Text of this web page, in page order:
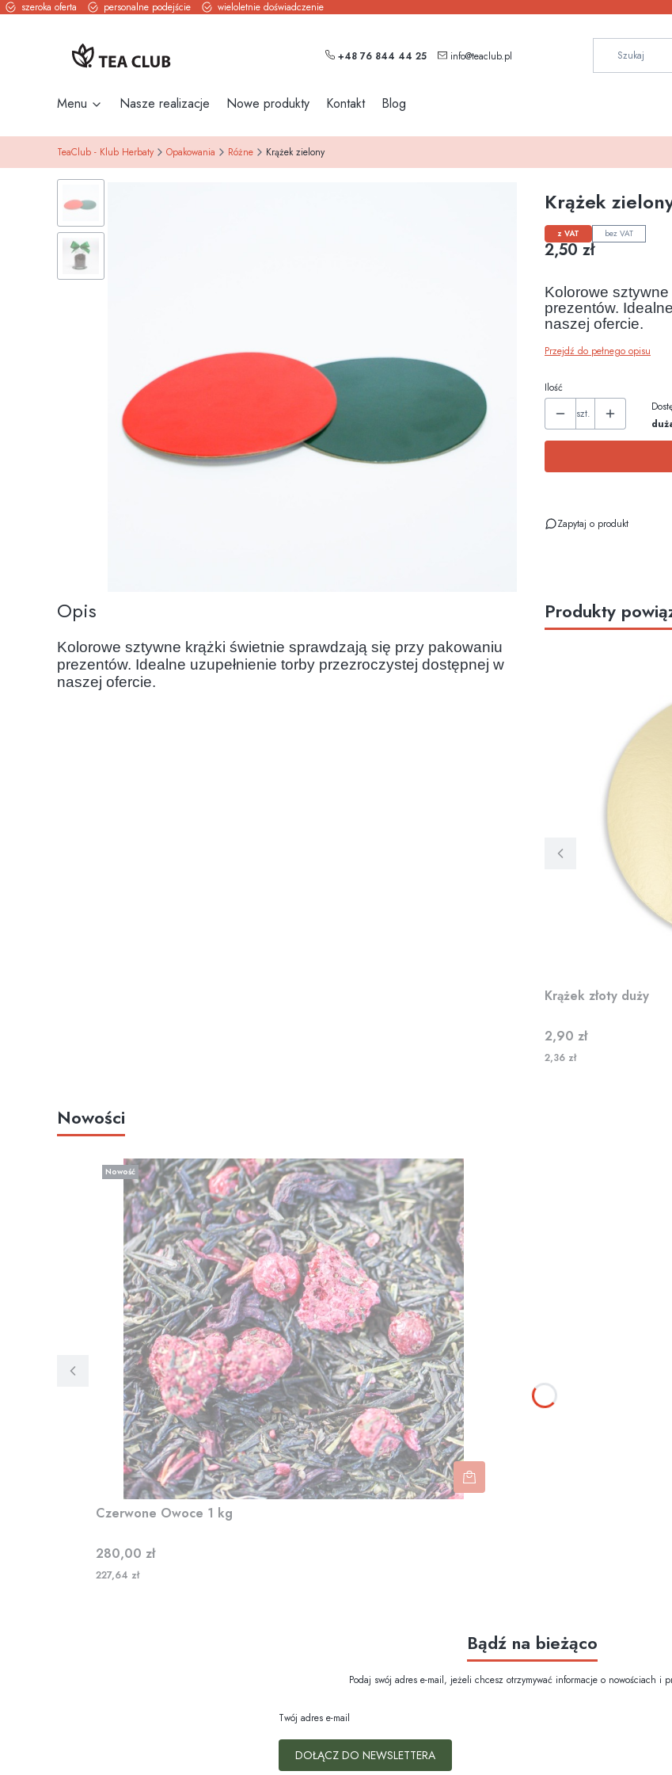
szeroka oferta personalne podejście wieloletnie doświadczenie
+48 76 844 44 25 info@teaclub.pl
Menu Nasze realizacje Nowe produkty Kontakt Blog
TeaClub - Klub Herbaty Opakowania Różne Krążek zielony
Krążek
z VAT bez VAT
Cena
2,50 zł
Kolorowe
prezentów.
naszej ofercie.
Przejdź do pełnego opisu
Ilość
szt.
Zapytaj o produkt
Opis
Kolorowe sztywne krążki świetnie sprawdzają się przy pakowaniu
prezentów. Idealne uzupełnienie torby przezroczystej dostępnej w
naszej ofercie.
Produkty
Krążek złoty duży
Cena
2,90 zł
2,36 zł
Nowości
Nowość
Czerwone Owoce 1 kg
Cena
280,00 zł
227,64 zł
Bądź na bieżąco
Podaj swój adres e-mail, jeżeli chcesz otrzymywać informacje o nowościach i
Twój adres e-mail
DOŁĄCZ DO NEWSLETTERA